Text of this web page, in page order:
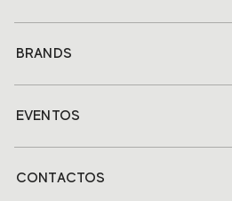
BRANDS
EVENTOS
CONTACTOS